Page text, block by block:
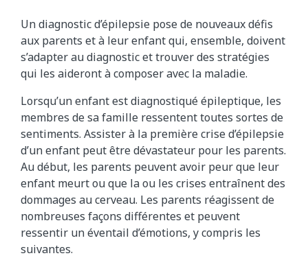
Un diagnostic d’épilepsie pose de nouveaux défis
aux parents et à leur enfant qui, ensemble, doivent
s’adapter au diagnostic et trouver des stratégies
qui les aideront à composer avec la maladie.
Lorsqu’un enfant est diagnostiqué épileptique, les
membres de sa famille ressentent toutes sortes de
sentiments. Assister à la première crise d’épilepsie
d’un enfant peut être dévastateur pour les parents.
Au début, les parents peuvent avoir peur que leur
enfant meurt ou que la ou les crises entraînent des
dommages au cerveau. Les parents réagissent de
nombreuses façons différentes et peuvent
ressentir un éventail d’émotions, y compris les
suivantes.